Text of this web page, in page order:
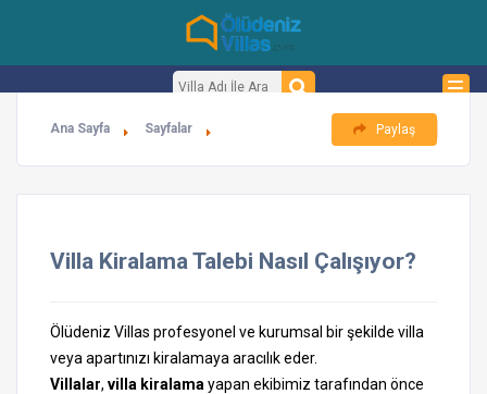
Ana Sayfa Sayfalar Paylaş
Villa Kiralama Talebi Nasıl Çalışıyor?
Ölüdeniz Villas profesyonel ve kurumsal bir şekilde villa
veya apartınızı kiralamaya aracılık eder.
Villalar, villa kiralama yapan ekibimiz tarafından önce